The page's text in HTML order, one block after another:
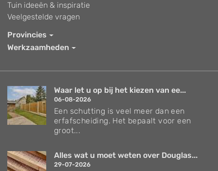
Tuin ideeën & inspiratie
Veelgestelde vragen
Provincies
Werkzaamheden
Waar let u op bij het kiezen van ee...
06-08-2026
Een schutting is veel meer dan een
erfafscheiding. Het bepaalt voor een
groot...
Alles wat u moet weten over Douglas...
29-07-2026